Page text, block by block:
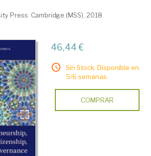
Press. Cambridge (MSS), 2018
46,44 €
Sin Stock. Disponible en
5/6 semanas.
COMPRAR